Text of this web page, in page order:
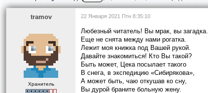
tramov
Хранитель
22 Января 2021 Птн 8:35:10
Любезный читатель! Вы мрак, вы загадка.
Еще не снята между нами рогатка.
Лежит моя книжка под Вашей рукой.
Давайте знакомиться! Кто Вы такой?
Быть может, Цека посылает такого
В снега, в экспедицию «Сибирякова»,
А может быть, чаю откушав ко сну,
Вы дурой браните больную жену.